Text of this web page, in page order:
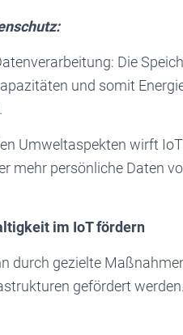
Die
und somit
Umweltaspekten wirft
mehr persönliche Daten
im IoT fördern
durch gezielte
gefördert